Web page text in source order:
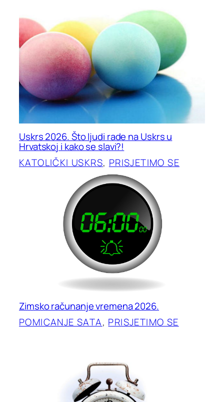
Uskrs 2026. Što ljudi rade na Uskrs u
Hrvatskoj i kako se slavi?!
KATOLIČKI USKRS, PRISJETIMO SE
Zimsko računanje vremena 2026.
POMICANJE SATA, PRISJETIMO SE